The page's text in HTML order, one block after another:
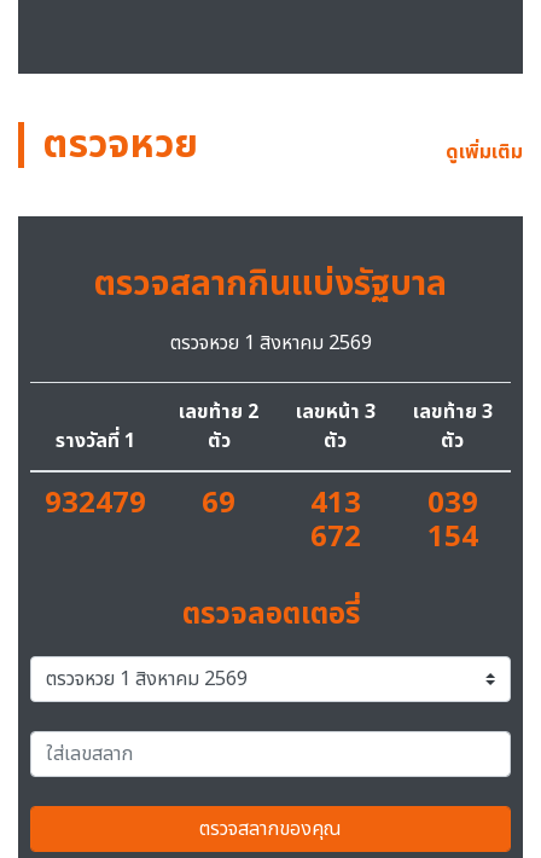
ตรวจหวย ดูเพิ่มเติม
ตรวจสลากกินแบ่งรัฐบาล
ตรวจหวย 1 สิงหาคม 2569
รางวัลที่ 1
เลขท้าย 2
ตัว
เลขหน้า 3
ตัว
เลขท้าย 3
ตัว
932479 69 413
672
039
154
ตรวจลอตเตอรี่
ตรวจสลากของคุณ